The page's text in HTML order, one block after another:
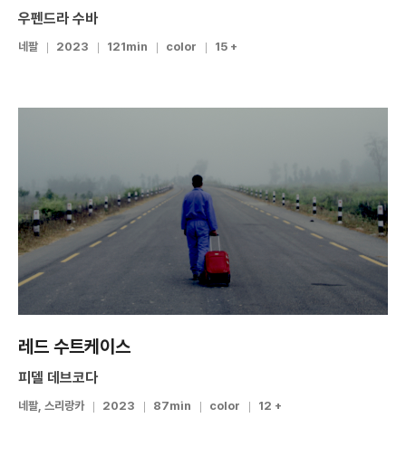
우펜드라 수바
네팔 2023 121min color 15 +
레드 수트케이스
피델 데브코다
네팔, 스리랑카 2023 87min color 12 +